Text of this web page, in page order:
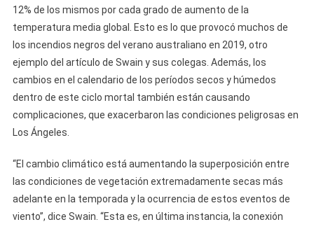
12% de los mismos por cada grado de aumento de la
temperatura media global. Esto es lo que provocó muchos de
los incendios negros del verano australiano en 2019, otro
ejemplo del artículo de Swain y sus colegas. Además, los
cambios en el calendario de los períodos secos y húmedos
dentro de este ciclo mortal también están causando
complicaciones, que exacerbaron las condiciones peligrosas en
Los Ángeles.
“El cambio climático está aumentando la superposición entre
las condiciones de vegetación extremadamente secas más
adelante en la temporada y la ocurrencia de estos eventos de
viento”, dice Swain. “Esta es, en última instancia, la conexión